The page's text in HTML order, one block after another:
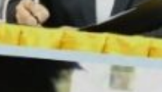
EN 中文